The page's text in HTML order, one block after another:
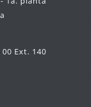
Ext. 140